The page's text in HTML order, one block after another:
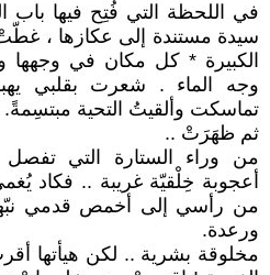
في اللحظة التي فُتِح فيها
سيدة مستندة إلى عكازها ، غطّتْ
الكبيرة * كل مكان في
وجه الماء . شعرت بقلبي
تماسكت وألقيتُ التحية مبتسِمةً.
ثم ظهَرَتْ ..
من وراء الستارة التي
أعجوبة خِلْقيّة غريبة .. فكاد
من رأسي إلى أخمص قدمي
ورعدة.
مخلوقة بشرية .. لكن هيأتها